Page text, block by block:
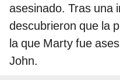
asesinado. Tras una
descubrieron que la
la que Marty fue
John.